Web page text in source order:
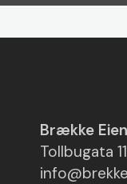
Brække
Tollbugata